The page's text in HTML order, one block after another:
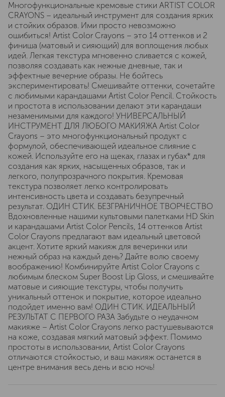
Многофункциональные кремовые стики ARTIST COLOR
CRAYONS – идеальный инструмент для создания ярких
и стойких образов. Ими просто невозможно
ошибиться! Artist Color Crayons – это 14 оттенков и 2
финиша (матовый и сияющий) для воплощения любых
идей. Легкая текстура мгновенно сливается с кожей,
позволяя создавать как нежные дневные, так и
эффектные вечерние образы. Не бойтесь
экспериментировать! Смешивайте оттенки, сочетайте
с любимыми карандашами Artist Color Pencil. Стойкость
и простота в использовании делают эти карандаши
незаменимыми для каждого! УНИВЕРСАЛЬНЫЙ
ИНСТРУМЕНТ ДЛЯ ЛЮБОГО МАКИЯЖА Artist Color
Crayons – это многофункциональный продукт с
формулой, обеспечивающей идеальное слияние с
кожей. Используйте его на щеках, глазах и губах* для
создания как ярких, насыщенных образов, так и
легкого, полупрозрачного покрытия. Кремовая
текстура позволяет легко контролировать
интенсивность цвета и создавать безупречный
результат. ОДИН СТИК. БЕЗГРАНИЧНОЕ ТВОРЧЕСТВО
Вдохновленные нашими культовыми палетками HD Skin
и карандашами Artist Color Pencils, 14 оттенков Artist
Color Crayons предлагают вам идеальный цветовой
акцент. Хотите яркий макияж для вечеринки или
нежный образ на каждый день? Дайте волю своему
воображению! Комбинируйте Artist Color Crayons с
любимым блеском Super Boost Lip Gloss, и смешивайте
матовые и сияющие текстуры, чтобы получить
уникальный оттенок и покрытие, которое идеально
подойдет именно вам! ОДИН СТИК. ИДЕАЛЬНЫЙ
РЕЗУЛЬТАТ С ПЕРВОГО РАЗА Забудьте о неудачном
макияже – Artist Color Crayons легко растушевываются
на коже, создавая мягкий матовый эффект. Помимо
простоты в использовании, Artist Color Crayons
отличаются стойкостью, и ваш макияж останется в
центре внимания весь день и всю ночь!